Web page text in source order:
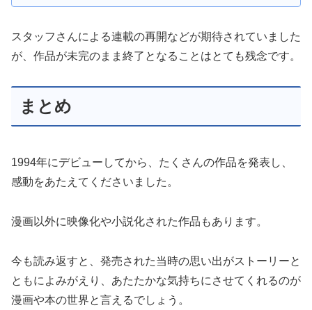
スタッフさんによる連載の再開などが期待されていました
が、作品が未完のまま終了となることはとても残念です。
まとめ
1994年にデビューしてから、たくさんの作品を発表し、
感動をあたえてくださいました。
漫画以外に映像化や小説化された作品もあります。
今も読み返すと、発売された当時の思い出がストーリーと
ともによみがえり、あたたかな気持ちにさせてくれるのが
漫画や本の世界と言えるでしょう。